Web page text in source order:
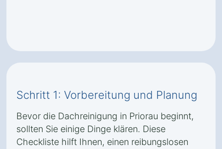
Schritt 1: Vorbereitung und Planung
Bevor die Dachreinigung in Priorau beginnt,
sollten Sie einige Dinge klären. Diese
Checkliste hilft Ihnen, einen reibungslosen